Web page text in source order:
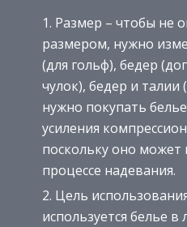
Размер – чтобы не
размером, нужно
(для гольф), бедер
чулок), бедер и талии
нужно покупать
усиления
поскольку оно может
процессе надевания.
Цель
используется белье